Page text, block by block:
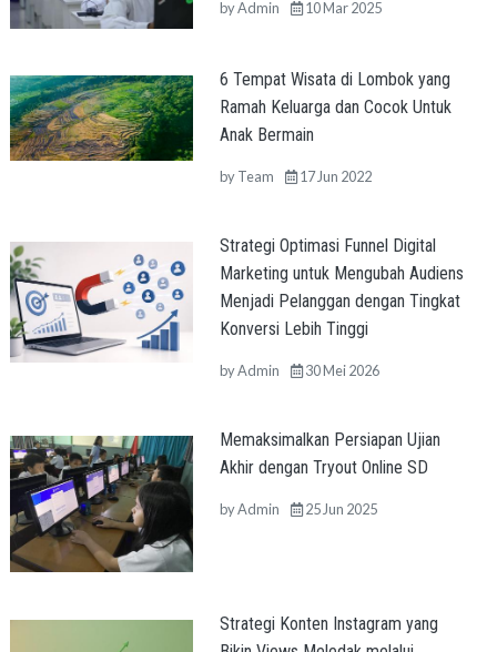
byAdmin 10 Mar 2025
6 Tempat Wisata di Lombok yang
Ramah Keluarga dan Cocok Untuk
Anak Bermain
byTeam 17 Jun 2022
Strategi Optimasi Funnel Digital
Marketing untuk Mengubah Audiens
Menjadi Pelanggan dengan Tingkat
Konversi Lebih Tinggi
byAdmin 30 Mei 2026
Memaksimalkan Persiapan Ujian
Akhir dengan Tryout Online SD
byAdmin 25 Jun 2025
Strategi Konten Instagram yang